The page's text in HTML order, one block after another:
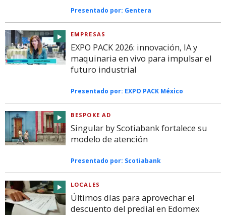
Presentado por: Gentera
EMPRESAS
EXPO PACK 2026: innovación, IA y
maquinaria en vivo para impulsar el
futuro industrial
Presentado por: EXPO PACK México
BESPOKE AD
Singular by Scotiabank fortalece su
modelo de atención
Presentado por: Scotiabank
LOCALES
Últimos días para aprovechar el
descuento del predial en Edomex